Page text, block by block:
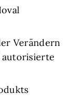
Verändern
autorisierte